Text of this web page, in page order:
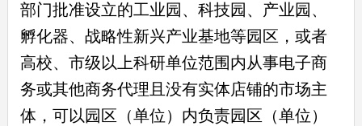
部门批准设立的工业园、科技园、产业园、
孵化器、战略性新兴产业基地等园区，或者
高校、市级以上科研单位范围内从事电子商
务或其他商务代理且没有实体店铺的市场主
体，可以园区（单位）内负责园区（单位）